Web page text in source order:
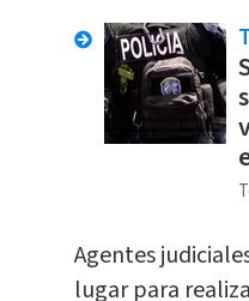
Agentes
lugar para